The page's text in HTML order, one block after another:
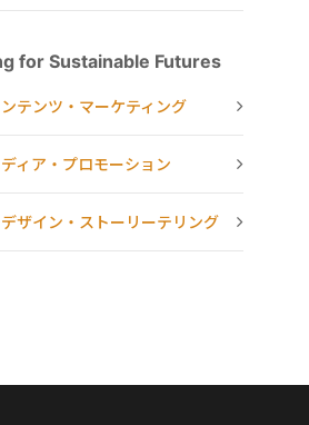
for Sustainable Futures
テンツ・マーケティング
ィア・プロモーション
ザイン・ストーリーテリング